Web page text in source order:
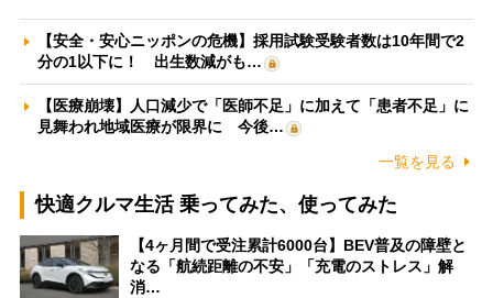
【安全・安心ニッポンの危機】採用試験受験者数は10年間で2
分の1以下に！ 出生数減がも…
【医療崩壊】人口減少で「医師不足」に加えて「患者不足」に
見舞われ地域医療が限界に 今後…
一覧を見る
快適クルマ生活 乗ってみた、使ってみた
【4ヶ月間で受注累計6000台】BEV普及の障壁と
なる「航続距離の不安」「充電のストレス」解
消…